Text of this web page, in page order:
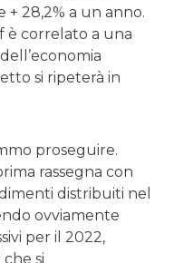
+ 28,2% a un anno.
è correlato a una
si ripeterà in
proseguire.
rassegna con
distribuiti nel
ovviamente
per il 2022,
si